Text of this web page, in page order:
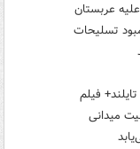
عربستان
تسلیحات
میدانی